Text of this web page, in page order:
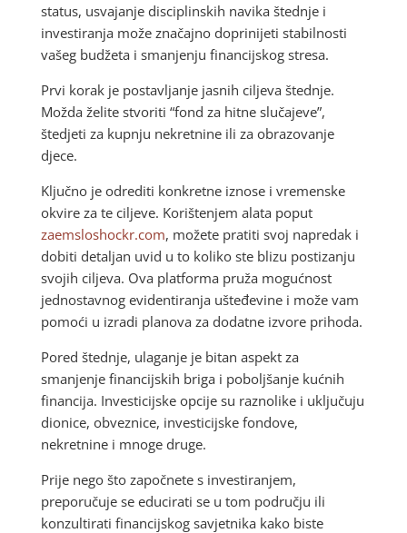
status, usvajanje disciplinskih navika štednje i
investiranja može značajno doprinijeti stabilnosti
vašeg budžeta i smanjenju financijskog stresa.
Prvi korak je postavljanje jasnih ciljeva štednje.
Možda želite stvoriti “fond za hitne slučajeve”,
štedjeti za kupnju nekretnine ili za obrazovanje
djece.
Ključno je odrediti konkretne iznose i vremenske
okvire za te ciljeve. Korištenjem alata poput
zaemsloshockr.com, možete pratiti svoj napredak i
dobiti detaljan uvid u to koliko ste blizu postizanju
svojih ciljeva. Ova platforma pruža mogućnost
jednostavnog evidentiranja ušteđevine i može vam
pomoći u izradi planova za dodatne izvore prihoda.
Pored štednje, ulaganje je bitan aspekt za
smanjenje financijskih briga i poboljšanje kućnih
financija. Investicijske opcije su raznolike i uključuju
dionice, obveznice, investicijske fondove,
nekretnine i mnoge druge.
Prije nego što započnete s investiranjem,
preporučuje se educirati se u tom području ili
konzultirati financijskog savjetnika kako biste